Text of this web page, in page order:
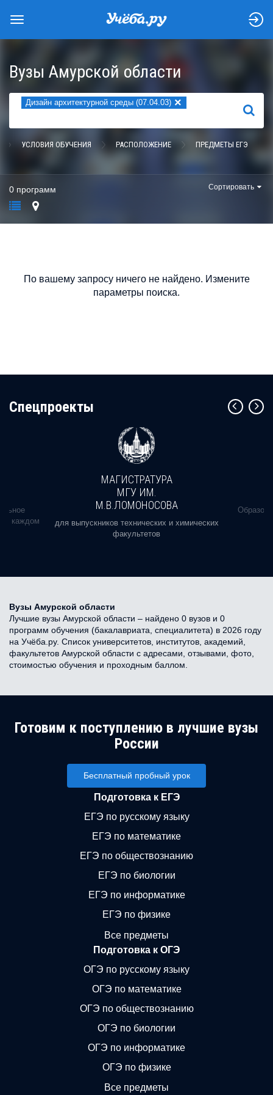
Вузы Амурской области
Дизайн архитектурной среды (07.04.03) ×
НАЙТИ
УСЛОВИЯ ОБУЧЕНИЯ РАСПОЛОЖЕНИЕ ПРЕДМЕТЫ ЕГЭ
0 программ Сортировать
По вашему запросу ничего не найдено. Измените
параметры поиска.
Cпецпроекты
в каждом
МАГИСТРАТУРА
МГУ ИМ.
М.В.ЛОМОНОСОВА
для выпускников технических и химических
факультетов
Вузы Амурской области
Лучшие вузы Амурской области – найдено 0 вузов и 0
программ обучения (бакалавриата, специалитета) в 2026 году
на Учёба.ру. Список университетов, институтов, академий,
факультетов Амурской области с адресами, отзывами, фото,
стоимостью обучения и проходным баллом.
Готовим к поступлению в лучшие вузы
России
Бесплатный пробный урок
Подготовка к ЕГЭ
ЕГЭ по русскому языку
ЕГЭ по математике
ЕГЭ по обществознанию
ЕГЭ по биологии
ЕГЭ по информатике
ЕГЭ по физике
Все предметы
Подготовка к ОГЭ
ОГЭ по русскому языку
ОГЭ по математике
ОГЭ по обществознанию
ОГЭ по биологии
ОГЭ по информатике
ОГЭ по физике
Все предметы